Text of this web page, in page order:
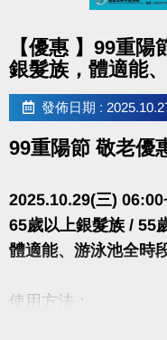
【優惠 】99重
銀髮族，體適能
發佈日期 :
99重陽節 敬老優
2025.10.29(三)
65歲以上銀髮族 / 55
體適能、游泳池全時
使用方法：